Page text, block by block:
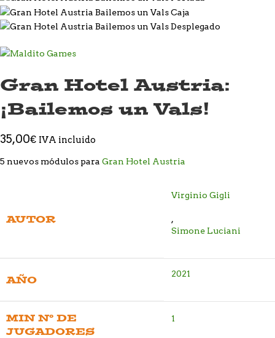
Gran Hotel Austria:
¡Bailemos un Vals!
35,00€ IVA incluido
5 nuevos módulos para Gran Hotel Austria
AUTOR
Virginio Gigli
,
Simone Luciani
AÑO 2021
MIN Nº DE
JUGADORES
1